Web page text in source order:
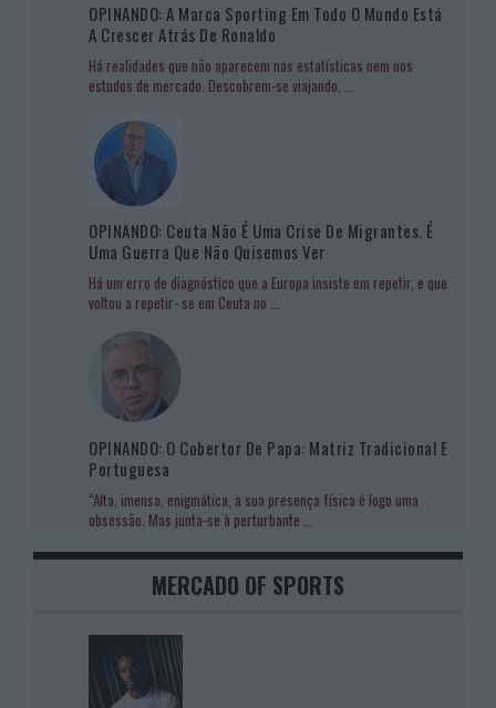
OPINANDO: A Marca Sporting Em Todo O Mundo Está
A Crescer Atrás De Ronaldo
Há realidades que não aparecem nas estatísticas nem nos
estudos de mercado. Descobrem-se viajando. ...
OPINANDO: Ceuta Não É Uma Crise De Migrantes. É
Uma Guerra Que Não Quisemos Ver
Há um erro de diagnóstico que a Europa insiste em repetir, e que
voltou a repetir- se em Ceuta no ...
OPINANDO: O Cobertor De Papa: Matriz Tradicional E
Portuguesa
“Alta, imensa, enigmática, a sua presença física é logo uma
obsessão. Mas junta-se à perturbante ...
MERCADO OF SPORTS